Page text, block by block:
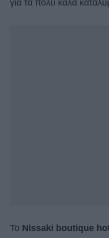
για τα πολύ καλά
Το Nissaki boutique